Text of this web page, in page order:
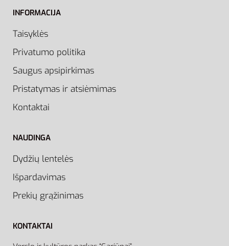
INFORMACIJA
Taisyklės
Privatumo politika
Saugus apsipirkimas
Pristatymas ir atsiėmimas
Kontaktai
NAUDINGA
Dydžių lentelės
Išpardavimas
Prekių grąžinimas
KONTAKTAI